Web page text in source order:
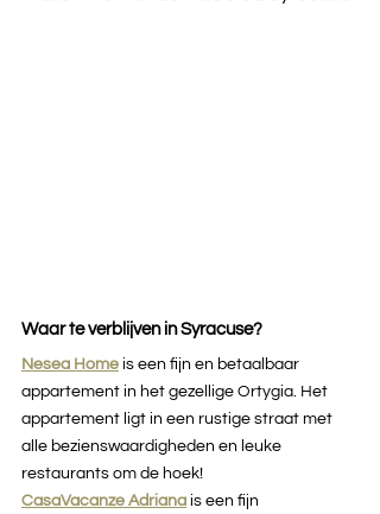
Waar te verblijven in Syracuse?
Nesea Home is een fijn en betaalbaar
appartement in het gezellige Ortygia. Het
appartement ligt in een rustige straat met
alle bezienswaardigheden en leuke
restaurants om de hoek!
CasaVacanze Adriana is een fijn